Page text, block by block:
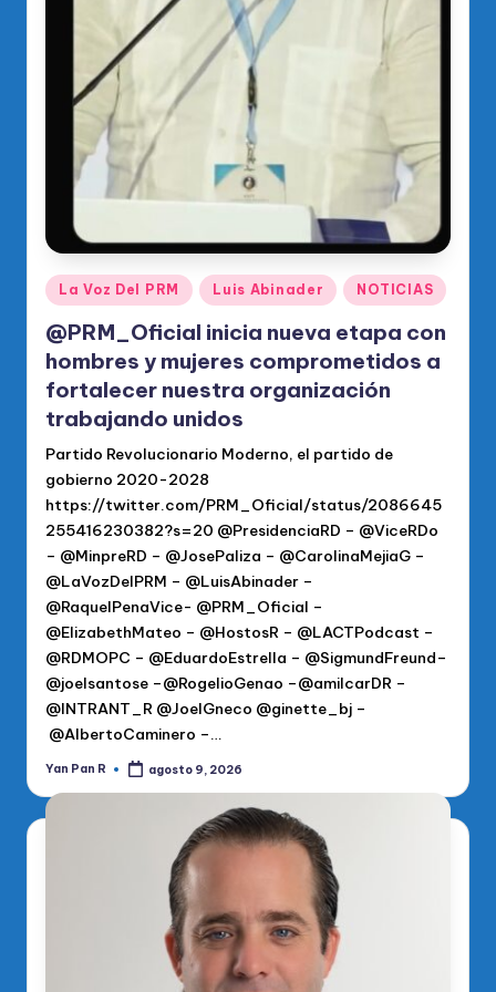
Publicado
en
La Voz Del PRM Luis Abinader NOTICIAS
@PRM_Oficial inicia nueva etapa con
hombres y mujeres comprometidos a
fortalecer nuestra organización
trabajando unidos
Partido Revolucionario Moderno, el partido de
gobierno 2020-2028
https://twitter.com/PRM_Oficial/status/2086645
255416230382?s=20 @PresidenciaRD – @ViceRDo
– @MinpreRD – @JosePaliza – @CarolinaMejiaG –
@LaVozDelPRM – @LuisAbinader –
@RaquelPenaVice- @PRM_Oficial –
@ElizabethMateo – @HostosR – @LACTPodcast –
@RDMOPC – @EduardoEstrella – @SigmundFreund–
@joelsantose –@RogelioGenao –@amilcarDR –
@INTRANT_R @JoelGneco @ginette_bj –
@AlbertoCaminero –…
Publicado
Yan Pan R agosto 9, 2026